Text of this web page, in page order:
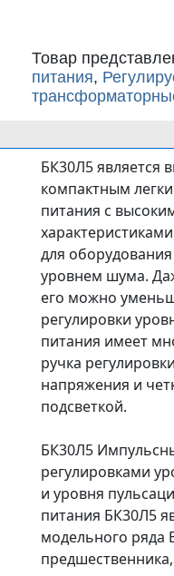
БК30Л5 является
компактным
питания с
для
уровнем шума.
его можно
регулировки
питания имеет
ручка
напряжения и
подсветкой.
БК30Л5
регулировками
и уровня
питания БК30Л5
модельного ряда
Товар
питания,